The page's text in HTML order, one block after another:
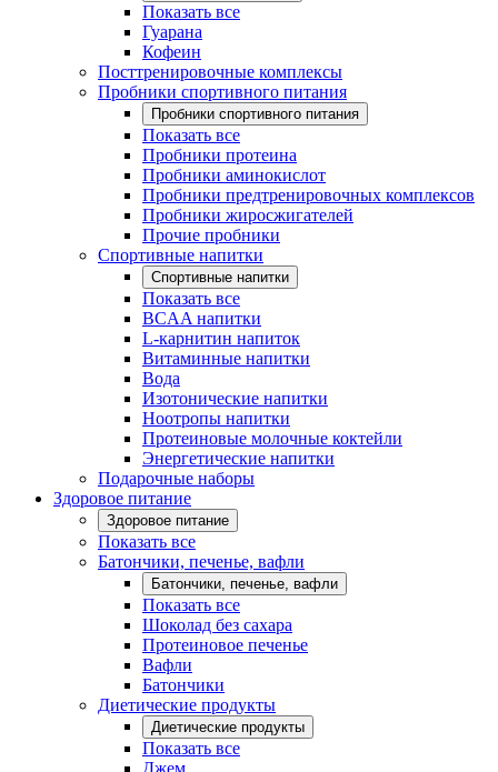
Показать все
Гуарана
Кофеин
Посттренировочные комплексы
Пробники спортивного питания
Пробники спортивного питания
Показать все
Пробники протеина
Пробники аминокислот
Пробники предтренировочных комплексов
Пробники жиросжигателей
Прочие пробники
Спортивные напитки
Спортивные напитки
Показать все
BCAA напитки
L-карнитин напиток
Витаминные напитки
Вода
Изотонические напитки
Ноотропы напитки
Протеиновые молочные коктейли
Энергетические напитки
Подарочные наборы
Здоровое питание
Здоровое питание
Показать все
Батончики, печенье, вафли
Батончики, печенье, вафли
Показать все
Шоколад без сахара
Протеиновое печенье
Вафли
Батончики
Диетические продукты
Диетические продукты
Показать все
Джем